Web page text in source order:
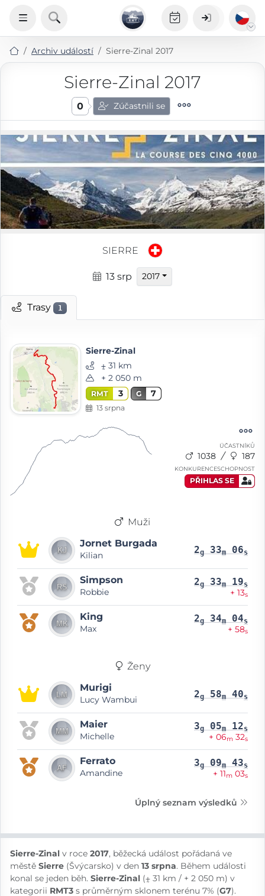
Archiv událostí Sierre-Zinal 2017
Sierre-Zinal 2017
0 Zúčastnili se
SIERRE
13 srp 2017
Trasy 1
Sierre-Zinal
⨦ 31 km
+ 2 050 m
RMT 3 G 7
13 srpna
ÚČASTNÍKŮ
1038 187
KONKURENCESCHOPNOST
PŘIHLAS SE
Muži
Jornet Burgada
Kilian 2g 33m 06s
Simpson
Robbie
2g 33m 19s
+ 13s
King
Max
2g 34m 04s
+ 58s
Ženy
Murigi
Lucy Wambui 2g 58m 40s
Maier
Michelle
3g 05m 12s
+ 06m 32s
Ferrato
Amandine
3g 09m 43s
+ 11m 03s
Úplný seznam výsledků
Sierre-Zinal v roce 2017, běžecká událost pořádaná ve
městě Sierre (Švýcarsko) v den 13 srpna. Během události
konal se jeden běh. Sierre-Zinal (⨦ 31 km / + 2 050 m) v
kategorii RMT3 s průměrným sklonem terénu 7% (G7).